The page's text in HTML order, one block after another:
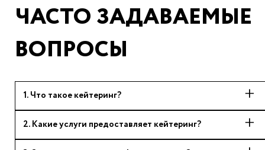
ЧАСТО ЗАДАВАЕМЫЕ
ВОПРОСЫ
1. Что такое кейтеринг?
2. Какие услуги предоставляет кейтеринг?